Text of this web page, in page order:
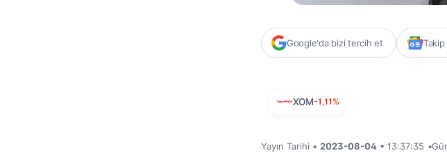
Google'da bizi tercih et Takip
XOM-1,11%
Yayın Tarihi • 2023-08-04 • 13:37:35 •